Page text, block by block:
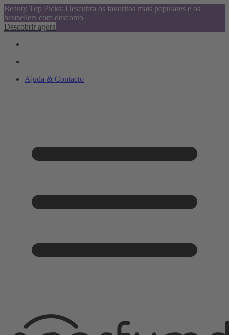
Beauty Top Picks: Descubra os favoritos mais populares e os
bestsellers com desconto
Descobrir agora
Ajuda & Contacto